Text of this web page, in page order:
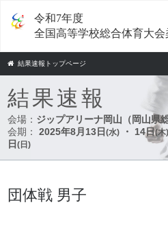
令和7年度
全国高等学校総合体育大
結果速報トップページ
結果速報
会場： ジップアリーナ岡山（岡山県
会期：
2025年8月13日(水) ・ 14日(木)
日(日)
団体戦 男子